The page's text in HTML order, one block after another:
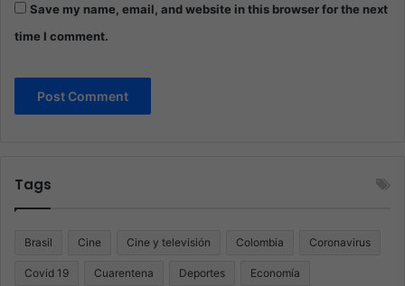
Save my name, email, and website in this browser for the next
time I comment.
Tags
Brasil Cine Cine y televisión Colombia Coronavirus
Covid 19 Cuarentena Deportes Economía